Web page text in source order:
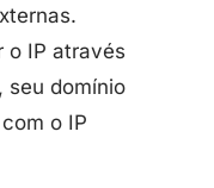
o IP através
seu domínio
o IP